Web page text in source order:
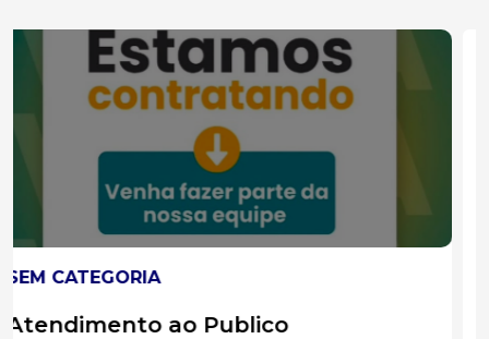
SEM CATEGORIA
Auxiliar administrado